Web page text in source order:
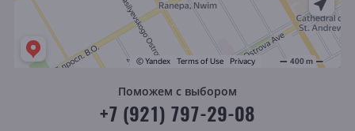
Поможем с выбором
+7 (921) 797-29-08